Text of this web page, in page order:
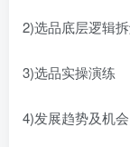
2)选品底层逻辑
3)选品实操演练
4)发展趋势及机